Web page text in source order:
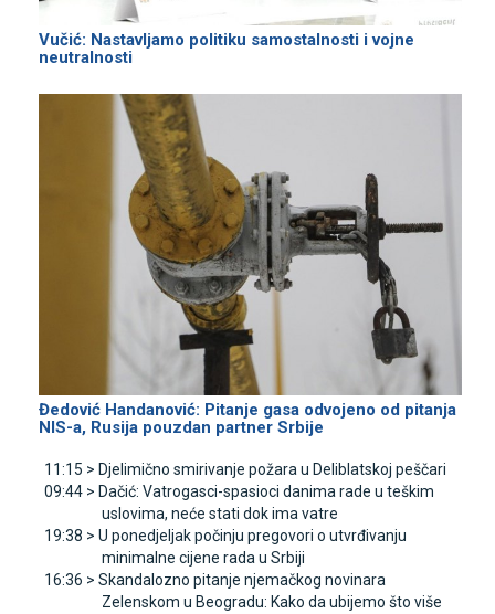
Vučić: Nastavljamo politiku samostalnosti i vojne
neutralnosti
Đedović Handanović: Pitanje gasa odvojeno od pitanja
NIS-a, Rusija pouzdan partner Srbije
11:15 > Djelimično smirivanje požara u Deliblatskoj peščari
09:44 > Dačić: Vatrogasci-spasioci danima rade u teškim
uslovima, neće stati dok ima vatre
19:38 > U ponedjeljak počinju pregovori o utvrđivanju
minimalne cijene rada u Srbiji
16:36 > Skandalozno pitanje njemačkog novinara
Zelenskom u Beogradu: Kako da ubijemo što više